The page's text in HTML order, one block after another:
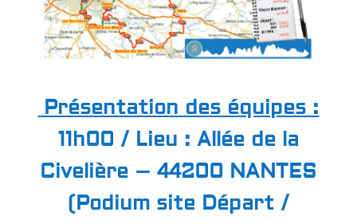
Présentation des équipes :
11h00 / Lieu : Allée de la
Civelière – 44200 NANTES
(Podium site Départ /